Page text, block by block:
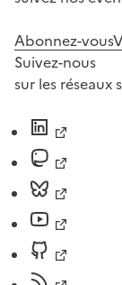
Abonnez-vous
Suivez-nous
sur les réseaux